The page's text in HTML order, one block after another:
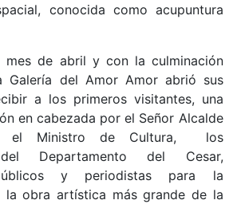
conocida como acupuntura
mes de abril y con la culminación
Galería del Amor Amor abrió sus
a los primeros visitantes, una
en cabezada por el Señor Alcalde
el Ministro de Cultura, los
del Departamento del Cesar,
y periodistas para la
la obra artística más grande de la